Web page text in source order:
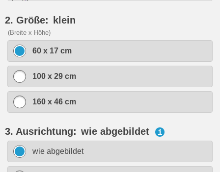
2. Größe: klein
(Breite x Höhe)
60 x 17 cm
100 x 29 cm
160 x 46 cm
3. Ausrichtung: wie abgebildet i
wie abgebildet